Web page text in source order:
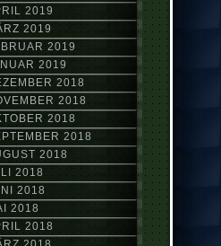
2019
2019
2019
2019
2018
2018
2018
2018
2018
2018
2018
2018
2018